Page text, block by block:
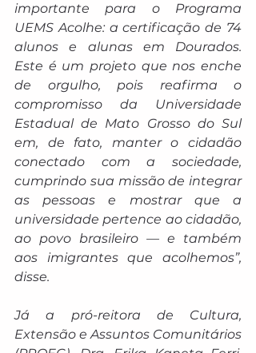
importante para o Programa
UEMS Acolhe: a certificação de 74
alunos e alunas em Dourados.
Este é um projeto que nos enche
de orgulho, pois reafirma o
compromisso da Universidade
Estadual de Mato Grosso do Sul
em, de fato, manter o cidadão
conectado com a sociedade,
cumprindo sua missão de integrar
as pessoas e mostrar que a
universidade pertence ao cidadão,
ao povo brasileiro — e também
aos imigrantes que acolhemos”,
disse.
Já a pró-reitora de Cultura,
Extensão e Assuntos Comunitários